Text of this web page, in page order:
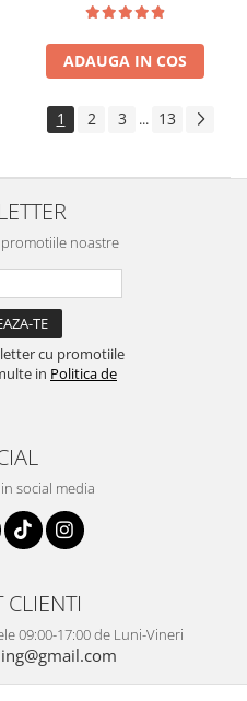
ADAUGA IN COS
1 2 3 ... 13
noastre
cu promotiile
in Politica de
social media
CLIENTI
09:00-17:00 de Luni-Vineri